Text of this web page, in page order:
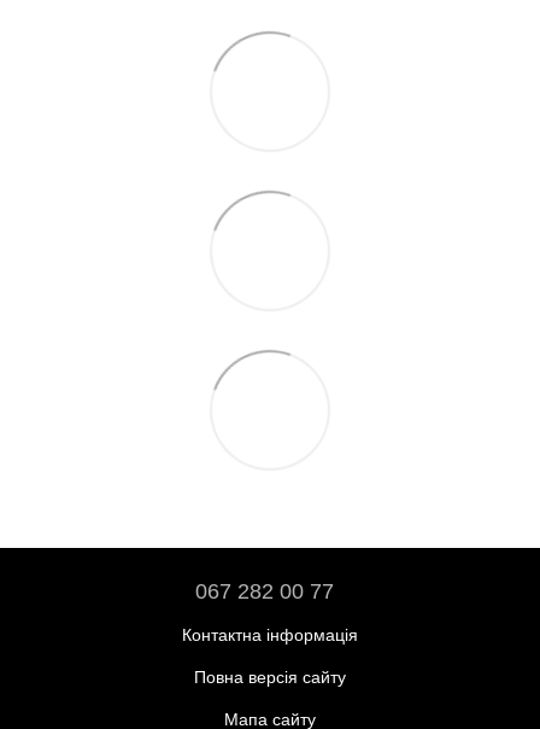
067 282 00 77
Контактна інформація
Повна версія сайту
Мапа сайту